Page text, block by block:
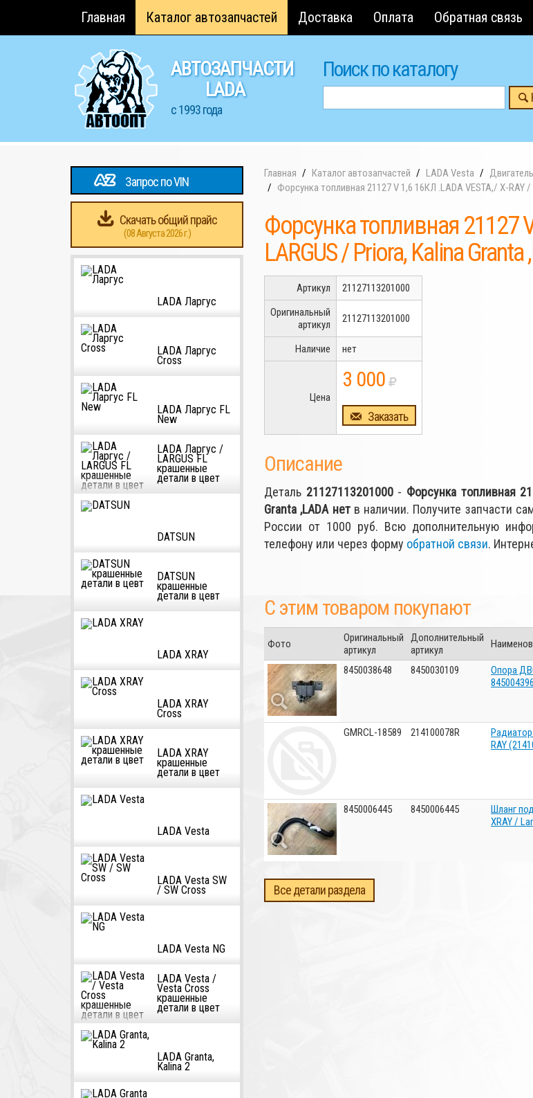
Главная Каталог автозапчастей Доставка Оплата Обратная связь
АВТОЗАПЧАСТИ
LADA
с 1993 года
Поиск по каталогу
Запрос по VIN
Скачать общий прайс
(08 Августа 2026 г.)
LADA Ларгус
LADA Ларгус
Cross
LADA Ларгус FL
New
LADA Ларгус /
LARGUS FL
крашенные
детали в цвет
DATSUN
DATSUN
крашенные
детали в цевт
LADA XRAY
LADA XRAY
Cross
LADA XRAY
крашенные
детали в цвет
LADA Vesta
LADA Vesta SW
/ SW Cross
LADA Vesta NG
LADA Vesta /
Vesta Cross
крашенные
детали в цвет
LADA Granta,
Kalina 2
Главная Каталог автозапчастей LADA Vesta
Двигатель
Форсунка топливная 21127 V 1,6 16КЛ .LADA VESTA,/ X-RAY
Форсунка топливная 21127
LARGUS / Priora, Kalina Granta
Артикул
21127113201000
Оригинальный
артикул
21127113201000
Наличие нет
Цена
3 000
Заказать
Описание
Деталь 21127113201000- Форсунка топливная
Granta ,LADA нетв наличии. Получите запчасти
России от 1000 руб. Всю дополнительную
телефону или через форму обратной связи.
С этим товаром покупают
Фото
Оригинальный
артикул
Дополнительный
артикул
8450038648 8450030109
Опора
GMRCL-18589 214100078R
RAY
8450006445 8450006445
Шланг
XRAY /
Все детали раздела